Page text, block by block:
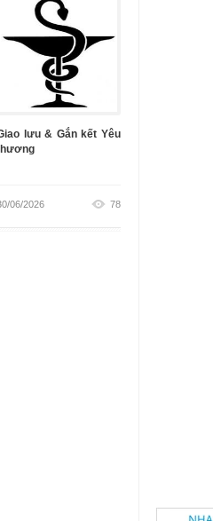
lưu & Gắn kết Yêu
06/2026 78